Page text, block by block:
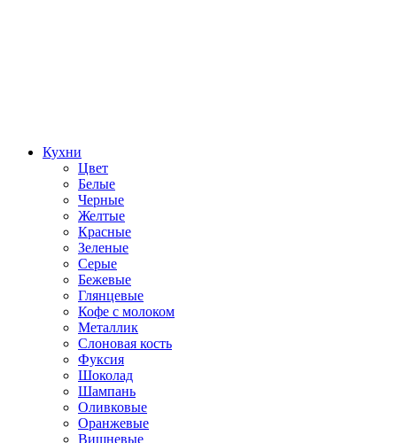
Кухни
Цвет
Белые
Черные
Желтые
Красные
Зеленые
Серые
Бежевые
Глянцевые
Кофе с молоком
Металлик
Слоновая кость
Фуксия
Шоколад
Шампань
Оливковые
Оранжевые
Вишневые